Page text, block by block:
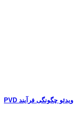
ویدئو چگونگی فرآیند PVD